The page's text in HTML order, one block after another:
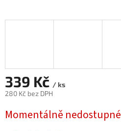
339 Kč / ks
280 Kč bez DPH
cena:
Momentálně nedostupné